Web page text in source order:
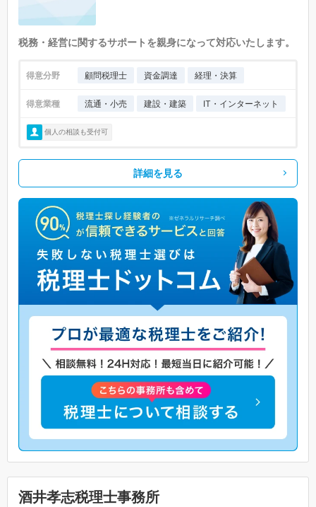
税務・経営に関するサポートを親身になって対応いたします。
得意分野 顧問税理士 資金調達 経理・決算
得意業種 流通・小売 建設・建築 IT・インターネット
個人の相談も受付可
詳細を見る
酒井孝志税理士事務所